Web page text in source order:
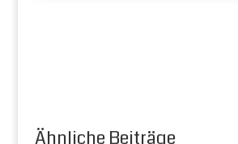
Ähnliche Beiträge